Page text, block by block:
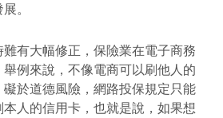
。
有大幅修正，保險業在電子商務
例來說，不像電商可以刷他人的
於道德風險，網路投保規定只能
人的信用卡，也就是說，如果想